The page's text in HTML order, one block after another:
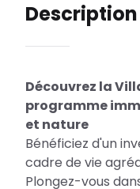
Découvrez la
programme
et nature
Bénéficiez d'un
cadre de vie
Plongez-vous